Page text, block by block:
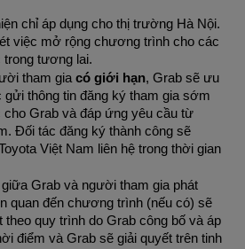
chỉ áp dụng cho thị trường Hà Nội.
việc mở rộng chương trình cho các
tương lai.
tham gia có giới hạn, Grab sẽ ưu
thông tin đăng ký tham gia sớm
cho Grab và đáp ứng yêu cầu từ
Đối tác đăng ký thành công sẽ
Việt Nam liên hệ trong thời gian
Grab và người tham gia phát
quan đến chương trình (nếu có) sẽ
quy trình do Grab công bố và áp
điểm và Grab sẽ giải quyết trên tinh